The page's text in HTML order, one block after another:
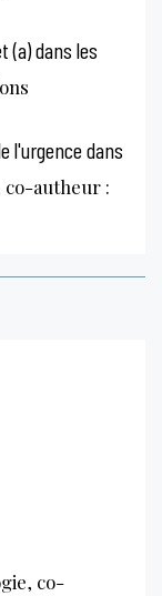
(a) dans les
l'urgence dans
co-autheur :
co-